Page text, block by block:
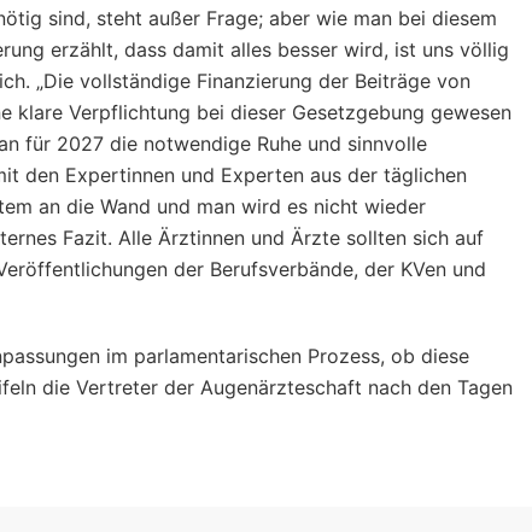
sind, steht außer Frage; aber wie man bei diesem
erzählt, dass damit alles besser wird, ist uns völlig
„Die vollständige Finanzierung der Beiträge von
klare Verpflichtung bei dieser Gesetzgebung gewesen
für 2027 die notwendige Ruhe und sinnvolle
den Expertinnen und Experten aus der täglichen
an die Wand und man wird es nicht wieder
Fazit. Alle Ärztinnen und Ärzte sollten sich auf
der Berufsverbände, der KVen und
im parlamentarischen Prozess, ob diese
die Vertreter der Augenärzteschaft nach den Tagen